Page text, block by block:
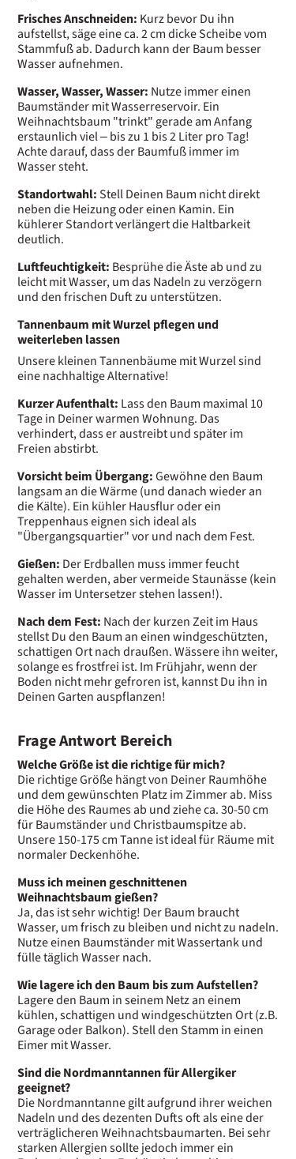
Frisches Anschneiden: Kurz bevor Du ihn
aufstellst, säge eine ca. 2 cm dicke Scheibe vom
Stammfuß ab. Dadurch kann der Baum besser
Wasser aufnehmen.
Wasser, Wasser, Wasser: Nutze immer einen
Baumständer mit Wasserreservoir. Ein
Weihnachtsbaum "trinkt" gerade am Anfang
erstaunlich viel – bis zu 1 bis 2 Liter pro Tag!
Achte darauf, dass der Baumfuß immer im
Wasser steht.
Standortwahl: Stell Deinen Baum nicht direkt
neben die Heizung oder einen Kamin. Ein
kühlerer Standort verlängert die Haltbarkeit
deutlich.
Luftfeuchtigkeit: Besprühe die Äste ab und zu
leicht mit Wasser, um das Nadeln zu verzögern
und den frischen Duft zu unterstützen.
Tannenbaum mit Wurzel pflegen und
weiterleben lassen
Unsere kleinen Tannenbäume mit Wurzel sind
eine nachhaltige Alternative!
Kurzer Aufenthalt: Lass den Baum maximal 10
Tage in Deiner warmen Wohnung. Das
verhindert, dass er austreibt und später im
Freien abstirbt.
Vorsicht beim Übergang:Gewöhne den Baum
langsam an die Wärme (und danach wieder an
die Kälte). Ein kühler Hausflur oder ein
Treppenhaus eignen sich ideal als
"Übergangsquartier" vor und nach dem Fest.
Gießen: Der Erdballen muss immer feucht
gehalten werden, aber vermeide Staunässe (kein
Wasser im Untersetzer stehen lassen!).
Nach dem Fest: Nach der kurzen Zeit im Haus
stellst Du den Baum an einen windgeschützten,
schattigen Ort nach draußen. Wässere ihn weiter,
solange es frostfrei ist. Im Frühjahr, wenn der
Boden nicht mehr gefroren ist, kannst Du ihn in
Deinen Garten auspflanzen!
Frage Antwort Bereich
Welche Größe ist die richtige für mich?
Die richtige Größe hängt von Deiner Raumhöhe
und dem gewünschten Platz im Zimmer ab. Miss
die Höhe des Raumes ab und ziehe ca. 30-50 cm
für Baumständer und Christbaumspitze ab.
Unsere 150-175 cm Tanne ist ideal für Räume mit
normaler Deckenhöhe.
Muss ich meinen geschnittenen
Weihnachtsbaum gießen?
Ja, das ist sehr wichtig! Der Baum braucht
Wasser, um frisch zu bleiben und nicht zu nadeln.
Nutze einen Baumständer mit Wassertank und
fülle täglich Wasser nach.
Wie lagere ich den Baum bis zum Aufstellen?
Lagere den Baum in seinem Netz an einem
kühlen, schattigen und windgeschützten Ort (z.B.
Garage oder Balkon). Stell den Stamm in einen
Eimer mit Wasser.
Sind die Nordmanntannen für Allergiker
geeignet?
Die Nordmanntanne gilt aufgrund ihrer weichen
Nadeln und des dezenten Dufts oft als eine der
verträglicheren Weihnachtsbaumarten. Bei sehr
starken Allergien sollte jedoch immer ein